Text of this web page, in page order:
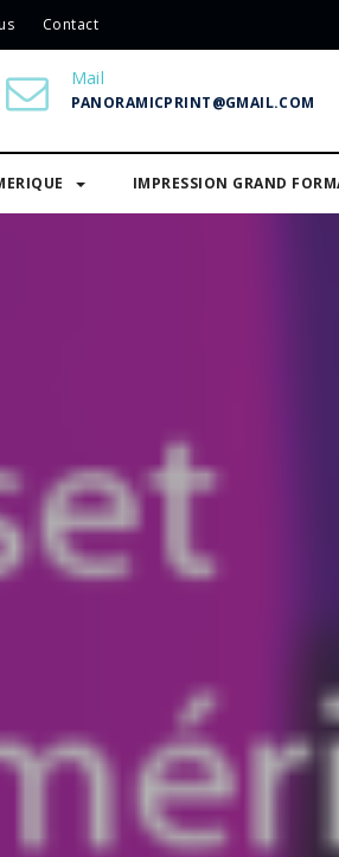
Contact
Mail
PANORAMICPRINT@GMAIL.COM
IMPRESSION GRAND